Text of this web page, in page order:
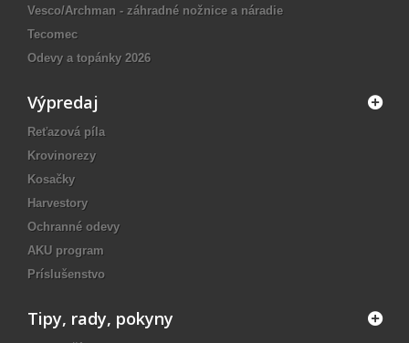
Vesco/Archman - záhradné nožnice a náradie
Tecomec
Odevy a topánky 2026
Výpredaj
Reťazová píla
Krovinorezy
Kosačky
Harvestory
Ochranné odevy
AKU program
Príslušenstvo
Tipy, rady, pokyny